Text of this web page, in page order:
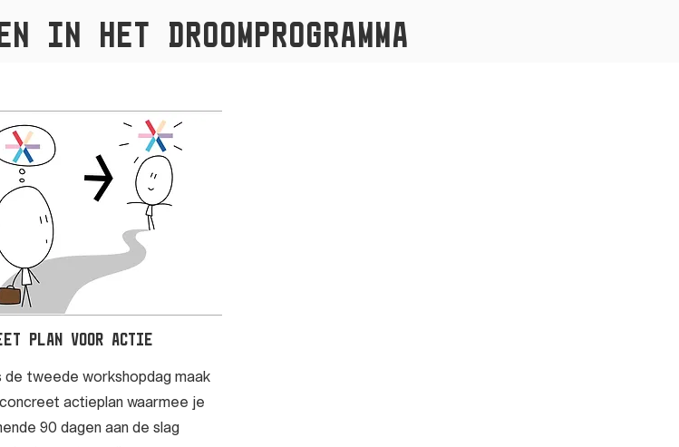
het DroomProgramma
plan voor actie
de tweede workshopdag maak
concreet actieplan waarmee je
90 dagen aan de slag